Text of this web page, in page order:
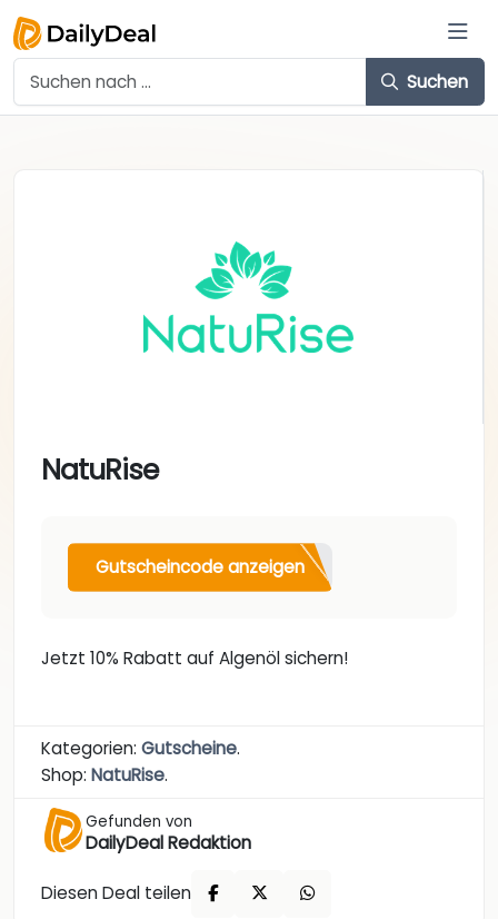
Suchen
NatuRise
Gutscheincode anzeigen
Jetzt 10% Rabatt auf Algenöl sichern!
Kategorien: Gutscheine.
Shop: NatuRise.
Gefunden von
DailyDeal Redaktion
Diesen Deal teilen